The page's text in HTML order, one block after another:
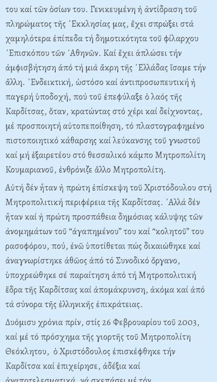
του καί τῶν ὁσίων του. Γενικευμένη ἡ ἀντίδραση τοῦ
πληρώματος τῆς ᾿Εκκλησίας μας, ἔχει σπρώξει στά
χαμηλότερα ἐπίπεδα τή δημοτικότητα τοῦ φίλαρχου
᾿Επισκόπου τῶν ᾿Αθηνῶν. Καί ἔχει ἁπλώσει τήν
ἀμφισβήτηση ἀπό τή μιά ἄκρη τῆς ῾Ελλάδας ἴσαμε τήν
ἄλλη. ᾿Ενδεικτική, ὡστόσο καί ἀντιπροσωπευτική ἡ
παγερή ὑποδοχή, πού τοῦ ἐπεφύλαξε ὁ λαός τῆς
Καρδίτσας, ὅταν, κρατώντας στό χέρι καί δείχνοντας,
μέ προσποιητή αὐτοπεποίθηση, τό πλαστογραφημένο
πιστοποιητικό κάθαρσης καί λεύκανσης τοῦ γνωστοῦ
καί μή ἐξαιρετέου στό θεσσαλικό κάμπο Μητροπολίτη
Κουμαριανοῦ, ἐνθρόνιζε ἄλλο Μητροπολίτη.
Αὐτή δέν ἦταν ἡ πρώτη ἐπίσκεψη τοῦ Χριστόδουλου στή
Μητροπολιτική περιφέρεια τῆς Καρδίτσας. ᾿Αλλά δέν
ἦταν καί ἡ πρώτη προσπάθεια δημόσιας κάλυψης τῶν
ἀνομημάτων τοῦ “ἀγαπημένου” του καί “κολητοῦ” του
ρασοφόρου, πού, ἐνῶ ὑποτίθεται πώς δικαιώθηκε καί
ἀναγνωρίστηκε ἀθῶος ἀπό τό Συνοδικό ὄργανο,
ὑποχρεώθηκε σέ παραίτηση ἀπό τή Μητροπολιτική
ἕδρα τῆς Καρδίτσας καί ἀπομάκρυνση, ἀκόμα καί ἀπό
τά σύνορα τῆς ἑλληνικῆς ἐπικράτειας.
Δυόμισυ χρόνια πρίν, στίς 26 Φεβρουαρίου τοῦ 2003,
καί μέ τό πρόσχημα τῆς γιορτῆς τοῦ Μητροπολίτη
Θεόκλητου, ὁ Χριστόδουλος ἐπισκέφθηκε τήν
Καρδίτσα καί ἐπιχείρησε, ἀδέξια καί